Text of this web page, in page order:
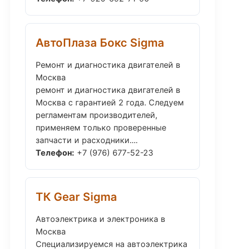
АвтоПлаза Бокс Sigma
Ремонт и диагностика двигателей в
Москва
ремонт и диагностика двигателей в
Москва с гарантией 2 года. Следуем
регламентам производителей,
применяем только проверенные
запчасти и расходники....
Телефон: +7 (976) 677-52-23
ТК Gear Sigma
Автоэлектрика и электроника в
Москва
Специализируемся на автоэлектрика